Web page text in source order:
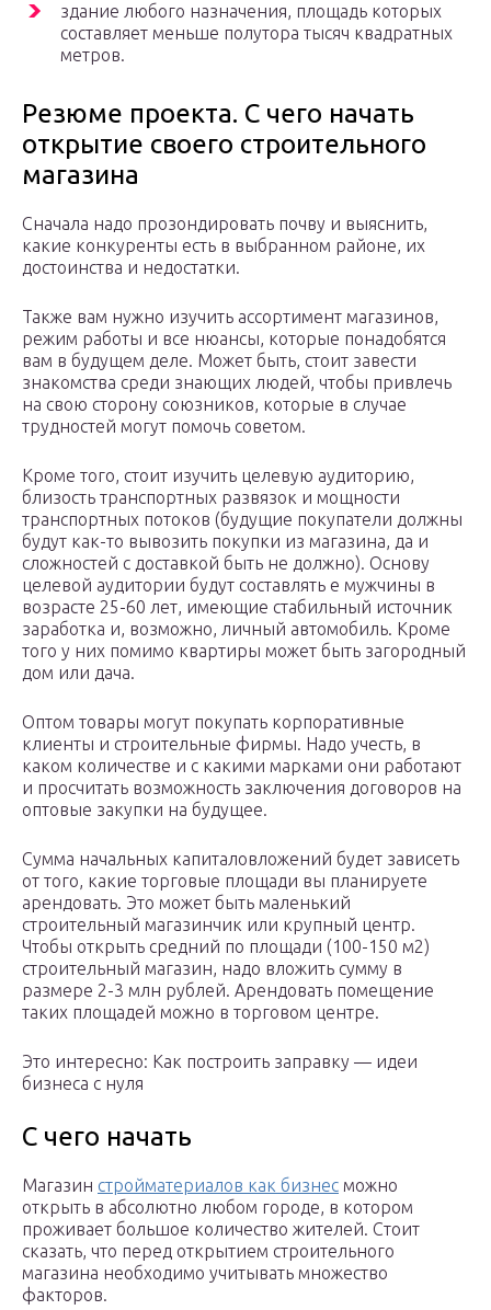
здание любого назначения, площадь которых
составляет меньше полутора тысяч квадратных
метров.
Резюме проекта. С чего начать
открытие своего строительного
магазина
Сначала надо прозондировать почву и выяснить,
какие конкуренты есть в выбранном районе, их
достоинства и недостатки.
Также вам нужно изучить ассортимент магазинов,
режим работы и все нюансы, которые понадобятся
вам в будущем деле. Может быть, стоит завести
знакомства среди знающих людей, чтобы привлечь
на свою сторону союзников, которые в случае
трудностей могут помочь советом.
Кроме того, стоит изучить целевую аудиторию,
близость транспортных развязок и мощности
транспортных потоков (будущие покупатели должны
будут как-то вывозить покупки из магазина, да и
сложностей с доставкой быть не должно). Основу
целевой аудитории будут составлять е мужчины в
возрасте 25-60 лет, имеющие стабильный источник
заработка и, возможно, личный автомобиль. Кроме
того у них помимо квартиры может быть загородный
дом или дача.
Оптом товары могут покупать корпоративные
клиенты и строительные фирмы. Надо учесть, в
каком количестве и с какими марками они работают
и просчитать возможность заключения договоров на
оптовые закупки на будущее.
Сумма начальных капиталовложений будет зависеть
от того, какие торговые площади вы планируете
арендовать. Это может быть маленький
строительный магазинчик или крупный центр.
Чтобы открыть средний по площади (100-150 м2)
строительный магазин, надо вложить сумму в
размере 2-3 млн рублей. Арендовать помещение
таких площадей можно в торговом центре.
Это интересно: Как построить заправку — идеи
бизнеса с нуля
С чего начать
Магазин стройматериалов как бизнес можно
открыть в абсолютно любом городе, в котором
проживает большое количество жителей. Стоит
сказать, что перед открытием строительного
магазина необходимо учитывать множество
факторов.